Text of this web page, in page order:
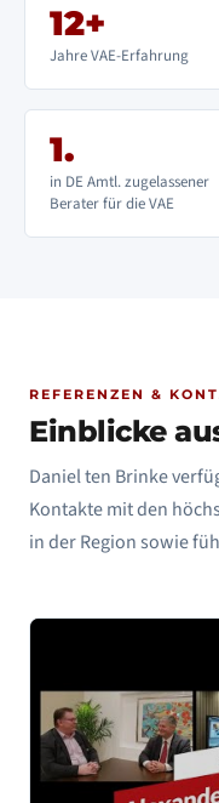
12+
Jahre VAE-Erfahrung
1.
in DE Amtl. zugelassener
Berater für die VAE
REFERENZEN &
Einblicke
Daniel ten Brinke
Kontakte mit den
in der Region sowie